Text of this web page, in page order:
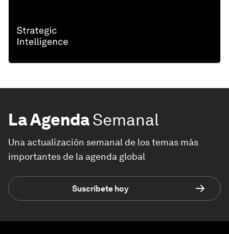
La AgendaSemanal
Una actualización semanal de los temas más
importantes de la agenda global
Suscríbete hoy